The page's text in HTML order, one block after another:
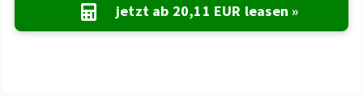
jetzt ab 20,11 EUR leasen »